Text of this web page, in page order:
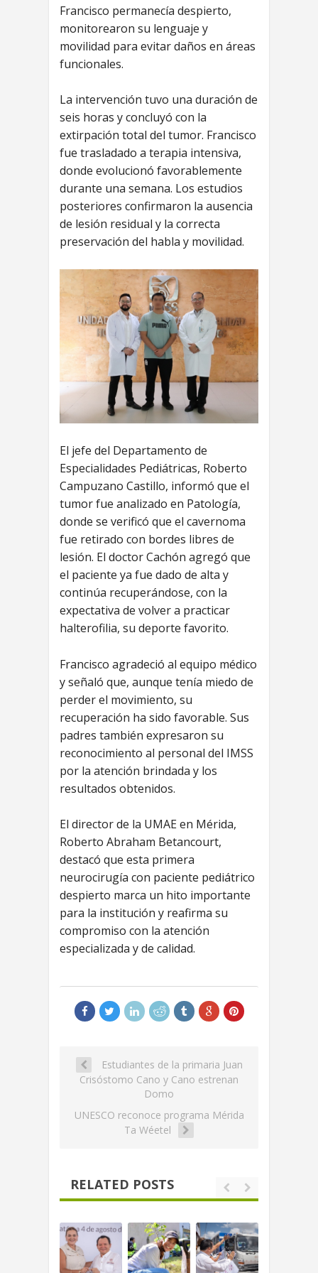
Francisco permanecía despierto,
monitorearon su lenguaje y
movilidad para evitar daños en áreas
funcionales.
La intervención tuvo una duración de
seis horas y concluyó con la
extirpación total del tumor. Francisco
fue trasladado a terapia intensiva,
donde evolucionó favorablemente
durante una semana. Los estudios
posteriores confirmaron la ausencia
de lesión residual y la correcta
preservación del habla y movilidad.
El jefe del Departamento de
Especialidades Pediátricas, Roberto
Campuzano Castillo, informó que el
tumor fue analizado en Patología,
donde se verificó que el cavernoma
fue retirado con bordes libres de
lesión. El doctor Cachón agregó que
el paciente ya fue dado de alta y
continúa recuperándose, con la
expectativa de volver a practicar
halterofilia, su deporte favorito.
Francisco agradeció al equipo médico
y señaló que, aunque tenía miedo de
perder el movimiento, su
recuperación ha sido favorable. Sus
padres también expresaron su
reconocimiento al personal del IMSS
por la atención brindada y los
resultados obtenidos.
El director de la UMAE en Mérida,
Roberto Abraham Betancourt,
destacó que esta primera
neurocirugía con paciente pediátrico
despierto marca un hito importante
para la institución y reafirma su
compromiso con la atención
especializada y de calidad.
Estudiantes de la primaria Juan
Crisóstomo Cano y Cano estrenan
Domo
UNESCO reconoce programa Mérida
Ta Wéetel
RELATED POSTS